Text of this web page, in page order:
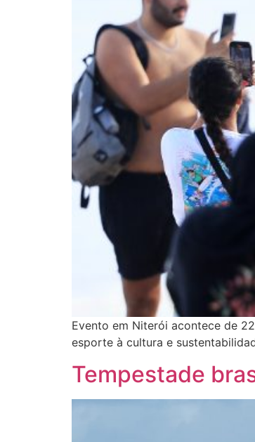
Evento em Niterói acontece de
esporte à cultura e
Tempestade